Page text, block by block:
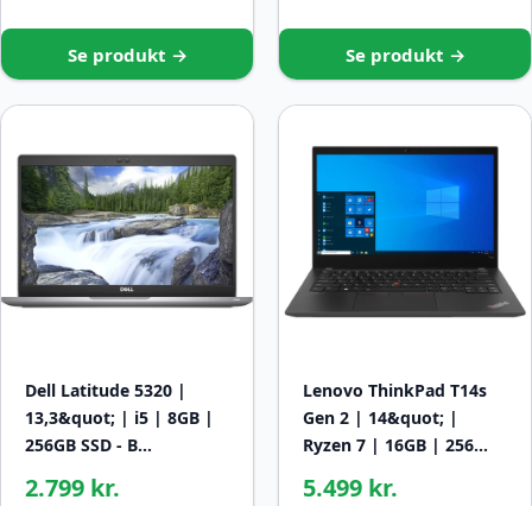
Se produkt → Se produkt →
Dell Latitude 5320 |
13,3&quot; | i5 | 8GB |
256GB SSD - B…
2.799 kr.
Lenovo ThinkPad T14s
Gen 2 | 14&quot; |
Ryzen 7 | 16GB | 256…
5.499 kr.